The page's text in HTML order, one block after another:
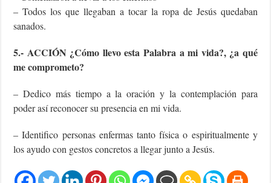
– Todos los que llegaban a tocar la ropa de Jesús quedaban
sanados.
5.- ACCIÓN ¿Cómo llevo esta Palabra a mi vida?, ¿a qué
me comprometo?
– Dedico más tiempo a la oración y la contemplación para
poder así reconocer su presencia en mi vida.
– Identifico personas enfermas tanto física o espiritualmente y
los ayudo con gestos concretos a llegar junto a Jesús.